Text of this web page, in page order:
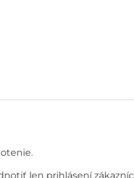
len prihlásení